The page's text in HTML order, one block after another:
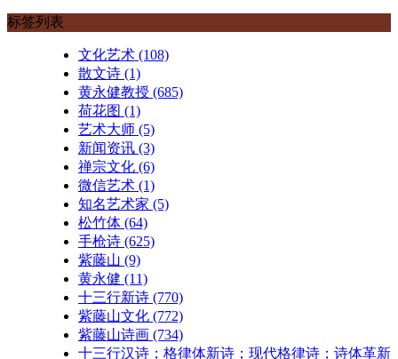
标签列表
文化艺术 (108)
散文诗 (1)
黄永健教授 (685)
荷花图 (1)
艺术大师 (5)
新闻资讯 (3)
禅宗文化 (6)
微信艺术 (1)
知名艺术家 (5)
松竹体 (64)
手枪诗 (625)
紫藤山 (9)
黄永健 (11)
十三行新诗 (770)
紫藤山文化 (772)
紫藤山诗画 (734)
十三行汉诗；格律体新诗；现代格律诗；诗体革新